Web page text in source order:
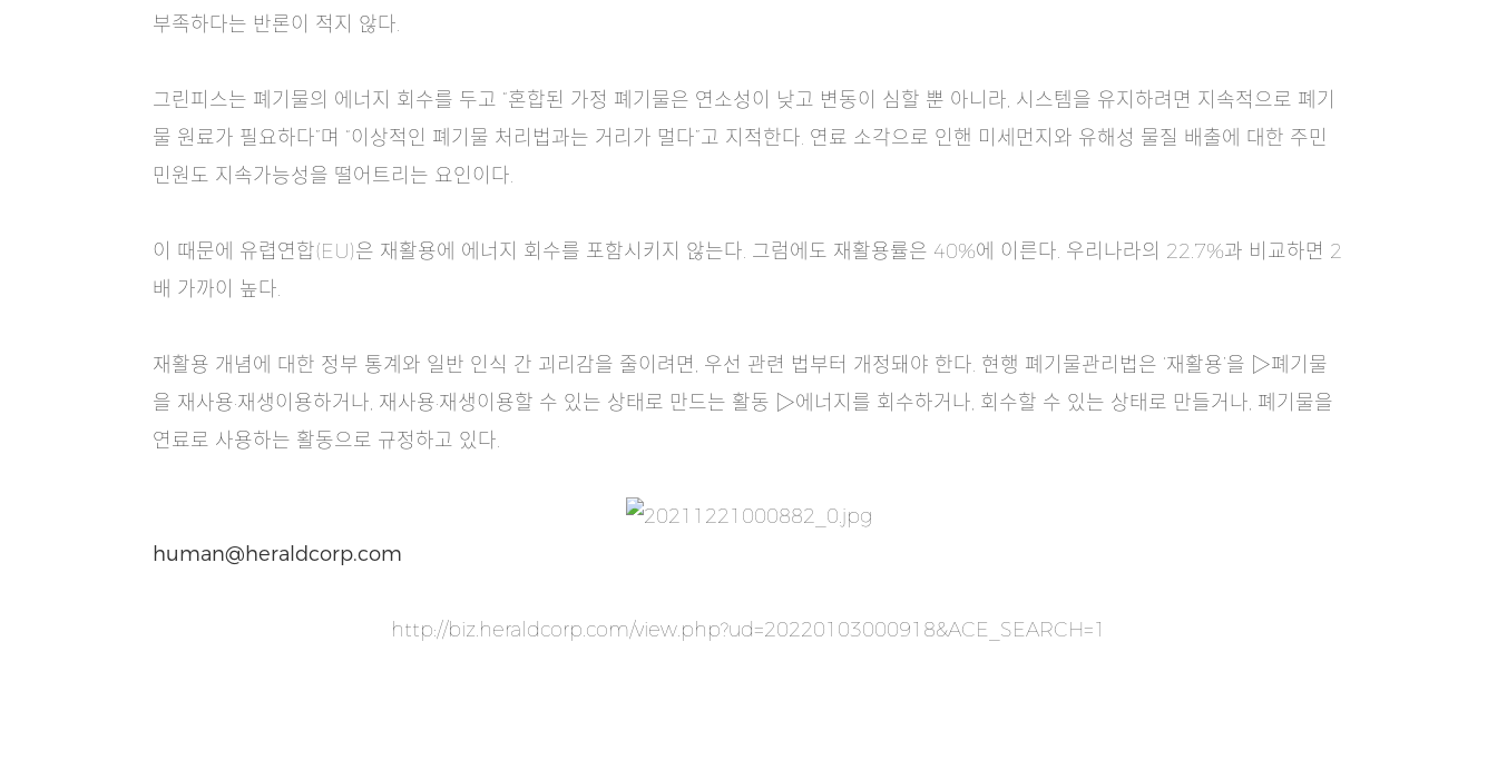
부족하다는 반론이 적지 않다.
그린피스는 폐기물의 에너지 회수를 두고 “혼합된 가정 폐기물은 연소성이 낮고 변동이 심할 뿐 아니라, 시스템을 유지하려면 지속적으로 폐기
물 원료가 필요하다”며 “이상적인 폐기물 처리법과는 거리가 멀다”고 지적한다. 연료 소각으로 인핸 미세먼지와 유해성 물질 배출에 대한 주민
민원도 지속가능성을 떨어트리는 요인이다.
이 때문에 유렵연합(EU)은 재활용에 에너지 회수를 포함시키지 않는다. 그럼에도 재활용률은 40%에 이른다. 우리나라의 22.7%과 비교하면 2
배 가까이 높다.
재활용 개념에 대한 정부 통계와 일반 인식 간 괴리감을 줄이려면, 우선 관련 법부터 개정돼야 한다. 현행 폐기물관리법은 ‘재활용’을 ▷폐기물
을 재사용·재생이용하거나, 재사용·재생이용할 수 있는 상태로 만드는 활동 ▷에너지를 회수하거나, 회수할 수 있는 상태로 만들거나, 폐기물을
연료로 사용하는 활동으로 규정하고 있다.
human@heraldcorp.com
http://biz.heraldcorp.com/view.php?ud=20220103000918&ACE_SEARCH=1